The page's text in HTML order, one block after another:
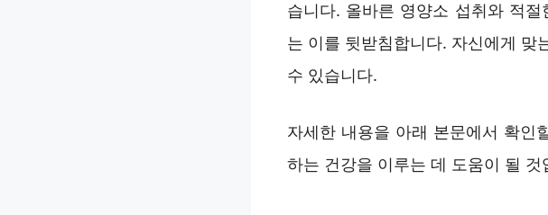
습니다. 올바른 영양소 섭취와 적
는 이를 뒷받침합니다. 자신에게 맞
수 있습니다.
자세한 내용을 아래 본문에서 확인
하는 건강을 이루는 데 도움이 될 것